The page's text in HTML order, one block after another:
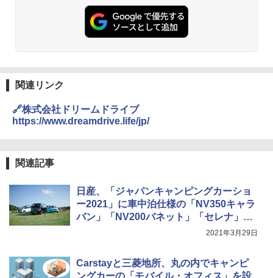
関連リンク
🔗株式会社ドリームドライブ
https://www.dreamdrive.life/jp/
関連記事
日産、「ジャパンキャンピングカーショ
ー2021」に車中泊仕様の「NV350キャラ
バン」「NV200バネット」「セレナ」出
2021年3月29日
Carstayと三菱地所、丸の内でキャンピ